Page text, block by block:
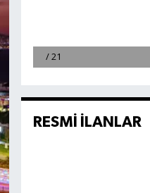
RESMİ İLANLAR